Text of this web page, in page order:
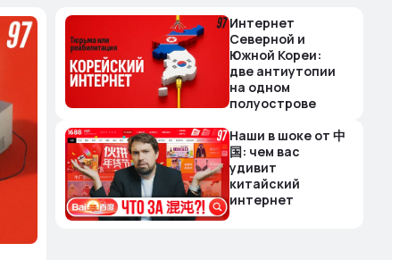
Интернет
Северной и
Южной Кореи:
две антиутопии
на одном
полуострове
Наши в шоке от 中
国: чем вас
удивит
китайский
интернет